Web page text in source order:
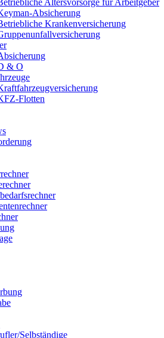
Altersvorsorge für Arbeitgeber
Absicherung
Krankenversicherung
& O
Flotten
Selbständige